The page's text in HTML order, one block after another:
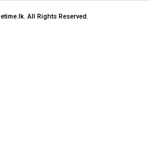
All Rights Reserved.